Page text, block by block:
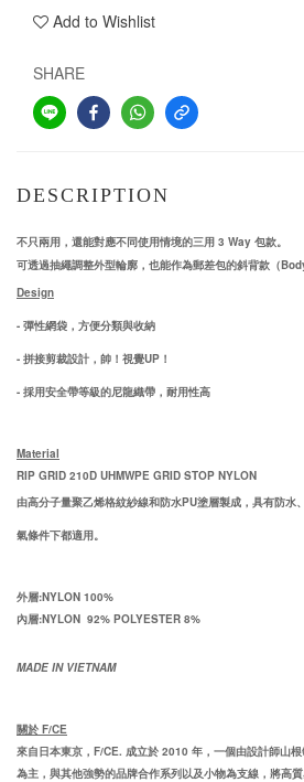
Add to Wishlist
SHARE
DESCRIPTION
不只兩用，還能對應不同使用情境的三用 3 Way 包款。
可透過抽繩調整外型輪廓，也能作為郵差包的斜背款（
Design
- 彈性網袋，方便分類與收納
- 拼接剪裁設計，帥！視覺UP！
- 採用安全帶等級的尼龍織帶，耐用性高
Material
RIP GRID 210D UHMWPE GRID STOP NYLON
由高分子量聚乙烯格紋紗線和防水PU塗層製成，具有防水
氣條件下都適用。
外層:NYLON 100%
內層:NYLON 92% POLYESTER 8%
MADE IN VIETNAM
關於 F/CE
來自日本東京， F/CE. 成立於 2010 年，一個由設計師山
為主，與其他強勢的品牌合作系列以及小物為支線，將高